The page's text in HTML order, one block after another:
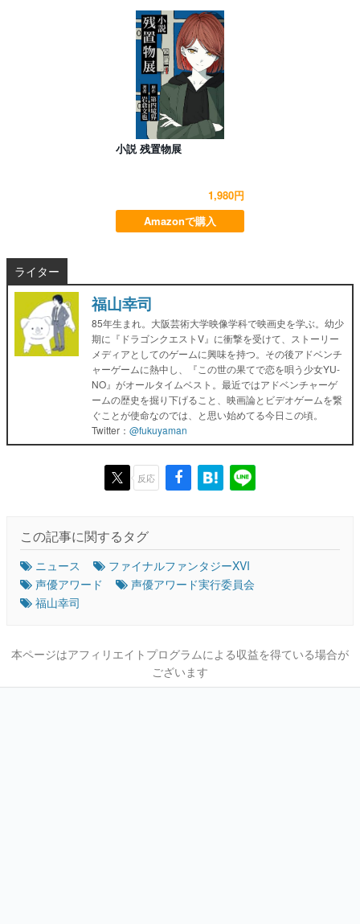
小説 残置物展
1,980円
Amazonで購入
ライター
福山幸司
85年生まれ。大阪芸術大学映像学科で映画史を学ぶ。幼少
期に『ドラゴンクエストV』に衝撃を受けて、ストーリー
メディアとしてのゲームに興味を持つ。その後アドベンチ
ャーゲームに熱中し、『この世の果てで恋を唄う少女YU-
NO』がオールタイムベスト。最近ではアドベンチャーゲ
ームの歴史を掘り下げること、映画論とビデオゲームを繋
ぐことが使命なのでは、と思い始めてる今日この頃。
Twitter： @fukuyaman
反応
この記事に関するタグ
ニュース
ファイナルファンタジーXVI
声優アワード
声優アワード実行委員会
福山幸司
本ページはアフィリエイトプログラムによる収益を得ている場合が
ございます